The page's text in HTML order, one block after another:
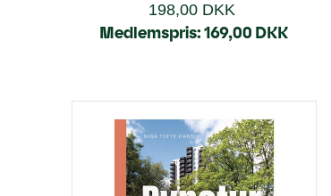
198,00 DKK
Medlemspris:169,00 DKK